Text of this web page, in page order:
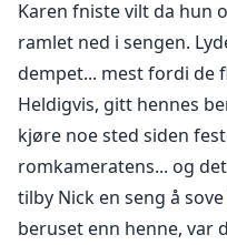
Karen fniste vilt da hun
ramlet ned i sengen.
dempet... mest fordi de
Heldigvis, gitt hennes
kjøre noe sted siden
romkameratens... og
tilby Nick en seng å
beruset enn henne, var